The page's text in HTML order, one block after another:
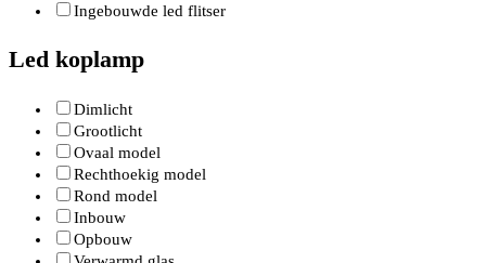
Ingebouwde led flitser
Led koplamp
Dimlicht
Grootlicht
Ovaal model
Rechthoekig model
Rond model
Inbouw
Opbouw